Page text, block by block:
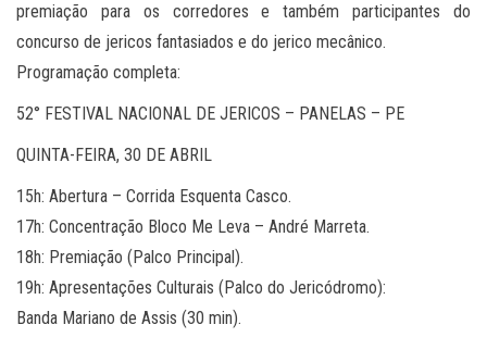
premiação para os corredores e também participantes do
concurso de jericos fantasiados e do jerico mecânico.
Programação completa:
​52° FESTIVAL NACIONAL DE JERICOS – PANELAS – PE
​QUINTA-FEIRA, 30 DE ABRIL
​15h: Abertura – Corrida Esquenta Casco.
​17h: Concentração Bloco Me Leva – André Marreta.
​18h: Premiação (Palco Principal).
​19h: Apresentações Culturais (Palco do Jericódromo):
​Banda Mariano de Assis (30 min).